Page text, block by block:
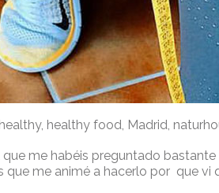
healthy, healthy food, Madrid,
me habéis preguntado
me animé a hacerlo por que